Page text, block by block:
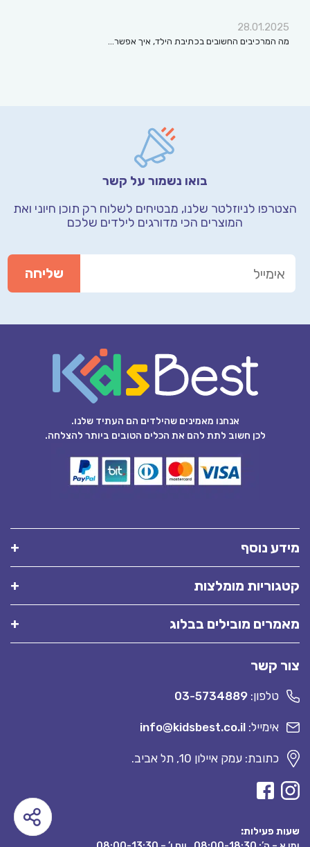
28.01.2025
מה המרכיבים החשובים בכתיבת הילד, איך אפשר…
בואו נשמור על קשר
הצטרפו לניוזלטר שלנו, מבטיחים לשלוח רק תוכן חיוני ואת
המוצרים הכי מדורגים לילדים שלכם
אנחנו מאמינים שהילדים הם העתיד שלנו.
לכן חשוב לתת להם את הכלים הטובים ביותר להצלחה.
מידע נוסף
קטגוריות מומלצות
מאמרים מובילים בבלוג
צור קשר
טלפון: 03-5734889
אימייל: info@kidsbest.co.il
כתובת: עמק איילון 10, תל אביב.
שעות פעילות: